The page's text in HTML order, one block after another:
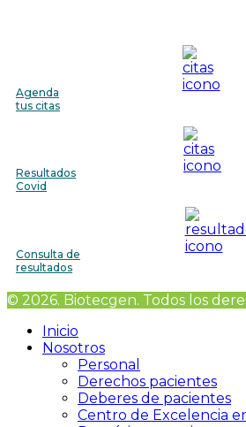
Agenda
tus citas
Resultados
Covid
Consulta de
resultados
© 2026. Biotecgen. Todos los
Inicio
Nosotros
Personal
Derechos pacientes
Deberes de pacientes
Centro de Excelencia